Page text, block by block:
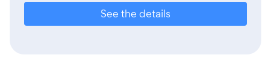
See the details